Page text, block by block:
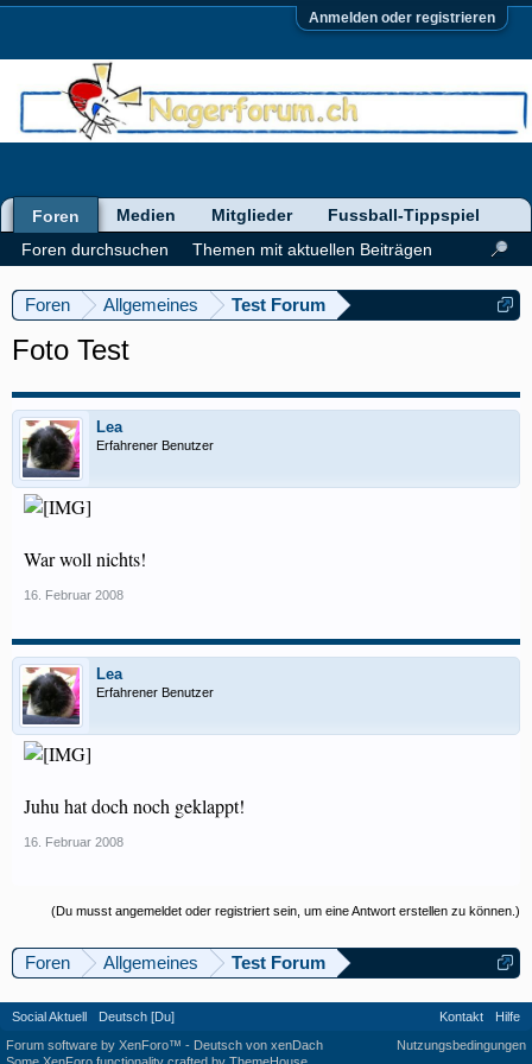
Anmelden oder registrieren
Foren Allgemeines Test Forum
Foto Test
Lea
Erfahrener Benutzer
War woll nichts!
16. Februar 2008
Lea
Erfahrener Benutzer
Juhu hat doch noch geklappt!
16. Februar 2008
(Du musst angemeldet oder registriert sein, um eine Antwort erstellen zu können.)
Foren Allgemeines Test Forum
Foren
Foren durchsuchen
Themen mit aktuellen Beiträgen
Medien Mitglieder Fussball-Tippspiel
Social Aktuell Deutsch [Du] Kontakt
Hilfe
Nutzungsbedingungen
Forum software by XenForo™ - Deutsch von xenDach